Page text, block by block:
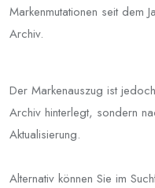
Markenmutationen seit dem
Archiv.
Der Markenauszug ist
Archiv hinterlegt, sondern
Aktualisierung.
Alternativ können Sie im